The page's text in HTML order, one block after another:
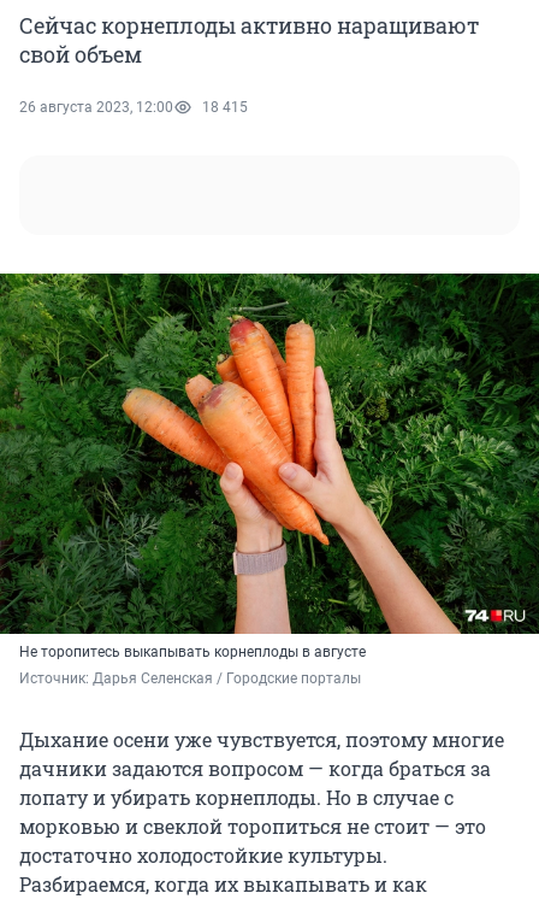
Сейчас корнеплоды активно наращивают
свой объем
26 августа 2023, 12:00 18 415
Не торопитесь выкапывать корнеплоды в августе
Источник: Дарья Селенская / Городские порталы
Дыхание осени уже чувствуется, поэтому многие
дачники задаются вопросом — когда браться за
лопату и убирать корнеплоды. Но в случае с
морковью и свеклой торопиться не стоит — это
достаточно холодостойкие культуры.
Разбираемся, когда их выкапывать и как